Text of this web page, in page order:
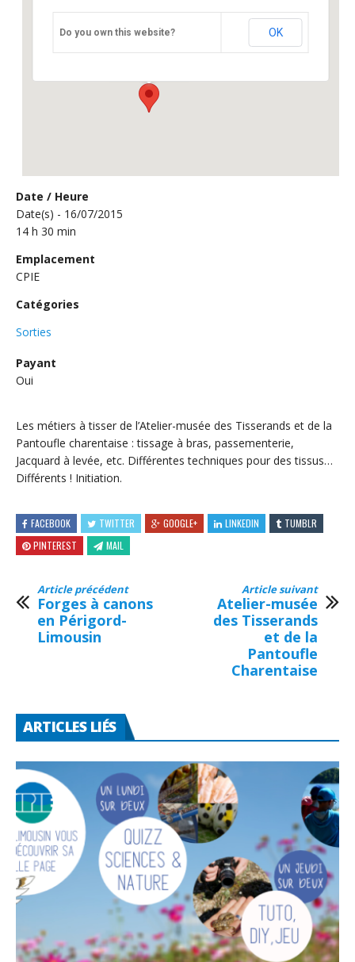
CPIE
Événements
Do you own this website? OK
Date / Heure
Date(s) - 16/07/2015
14 h 30 min
Emplacement
CPIE
Catégories
Sorties
Payant
Oui
Les métiers à tisser de l’Atelier-musée des Tisserands et de la
Pantoufle charentaise : tissage à bras, passementerie,
Jacquard à levée, etc. Différentes techniques pour des tissus…
Différents ! Initiation.
FACEBOOK TWITTER GOOGLE+ LINKEDIN
TUMBLR
PINTEREST
MAIL
Article précédent
Forges à canons
en Périgord-
Limousin
Article suivant
Atelier-musée
des Tisserands
et de la
Pantoufle
Charentaise
ARTICLES LIÉS